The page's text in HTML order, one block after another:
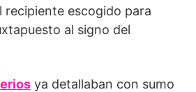
recipiente escogido para
al signo del
ya detallaban con sumo